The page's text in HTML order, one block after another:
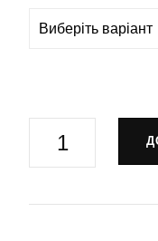
окремий